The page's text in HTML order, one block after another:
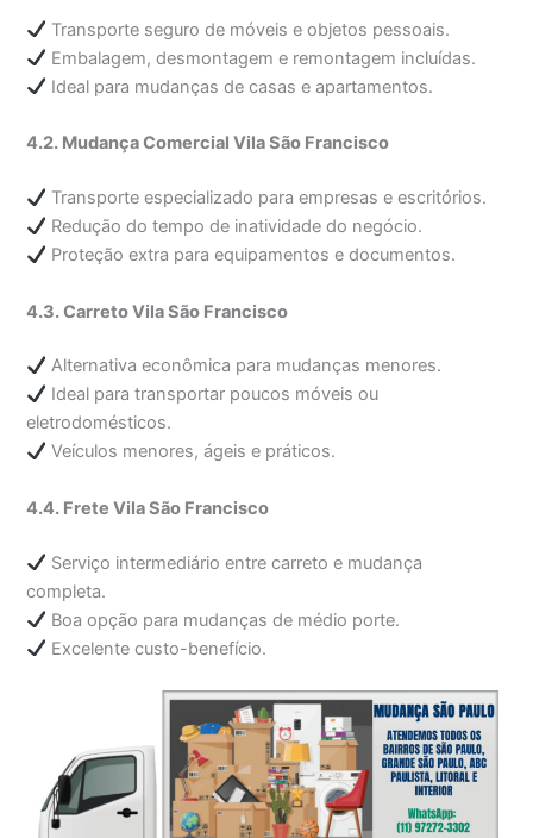
Transporte seguro de móveis e objetos pessoais.
Embalagem, desmontagem e remontagem incluídas.
Ideal para mudanças de casas e apartamentos.
4.2. Mudança Comercial Vila São Francisco
Transporte especializado para empresas e escritórios.
Redução do tempo de inatividade do negócio.
Proteção extra para equipamentos e documentos.
4.3. Carreto Vila São Francisco
Alternativa econômica para mudanças menores.
Ideal para transportar poucos móveis ou
eletrodomésticos.
Veículos menores, ágeis e práticos.
4.4. Frete Vila São Francisco
Serviço intermediário entre carreto e mudança
completa.
Boa opção para mudanças de médio porte.
Excelente custo-benefício.